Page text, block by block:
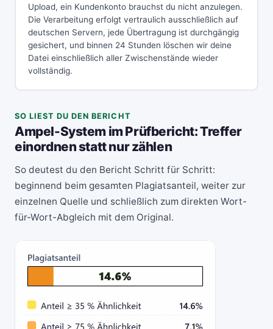
Upload, ein Kundenkonto brauchst du nicht anzulegen.
Die Verarbeitung erfolgt vertraulich ausschließlich auf
deutschen Servern, jede Übertragung ist durchgängig
gesichert, und binnen 24 Stunden löschen wir deine
Datei einschließlich aller Zwischenstände wieder
vollständig.
SO LIEST DU DEN BERICHT
Ampel-System im Prüfbericht: Treffer
einordnen statt nur zählen
So deutest du den Bericht Schritt für Schritt:
beginnend beim gesamten Plagiatsanteil, weiter zur
einzelnen Quelle und schließlich zum direkten Wort-
für-Wort-Abgleich mit dem Original.